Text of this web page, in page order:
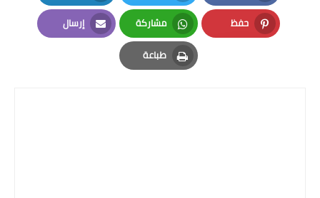
Facebook
Twitter
LinkedIn
حفظ
Pinterest
مشاركة
Whatsapp
إرسال
Email
طباعة
Print